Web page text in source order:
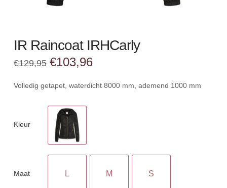
IR Raincoat IRHCarly
€129,95 Oorspronkelijke
prijs
€129,95.
€103,96
€103,96.
Volledig getapet, waterdicht 8000 mm, ademend 1000 mm
Kleur
Maat L M S